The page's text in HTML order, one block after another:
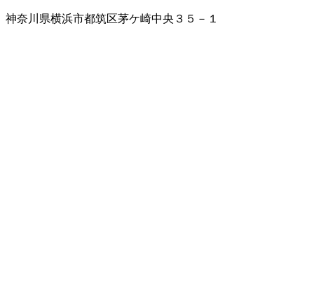
神奈川県横浜市都筑区茅ケ崎中央３５－１